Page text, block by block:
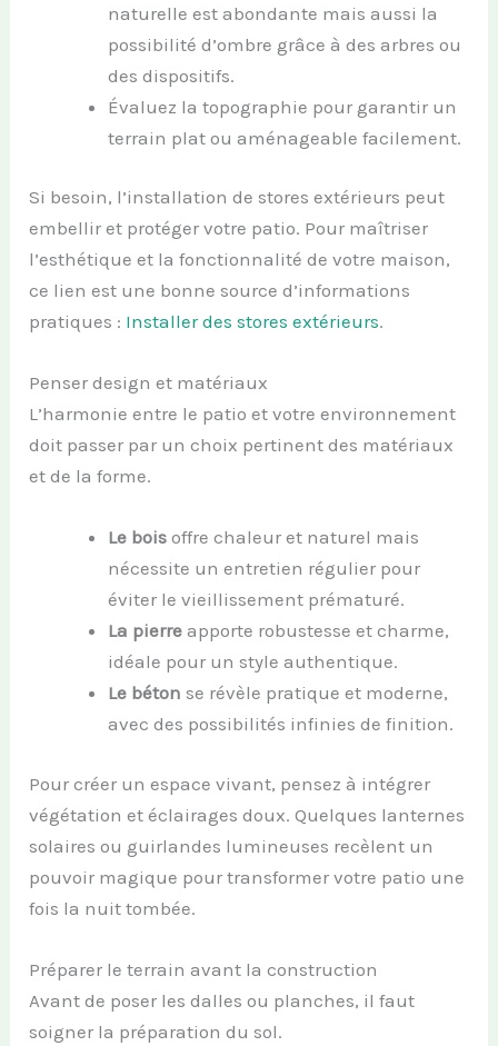
naturelle est abondante mais aussi la
possibilité d’ombre grâce à des arbres ou
des dispositifs.
Évaluez la topographie pour garantir un
terrain plat ou aménageable facilement.
Si besoin, l’installation de stores extérieurs peut
embellir et protéger votre patio. Pour maîtriser
l’esthétique et la fonctionnalité de votre maison,
ce lien est une bonne source d’informations
pratiques : Installer des stores extérieurs.
Penser design et matériaux
L’harmonie entre le patio et votre environnement
doit passer par un choix pertinent des matériaux
et de la forme.
Le bois offre chaleur et naturel mais
nécessite un entretien régulier pour
éviter le vieillissement prématuré.
La pierre apporte robustesse et charme,
idéale pour un style authentique.
Le béton se révèle pratique et moderne,
avec des possibilités infinies de finition.
Pour créer un espace vivant, pensez à intégrer
végétation et éclairages doux. Quelques lanternes
solaires ou guirlandes lumineuses recèlent un
pouvoir magique pour transformer votre patio une
fois la nuit tombée.
Préparer le terrain avant la construction
Avant de poser les dalles ou planches, il faut
soigner la préparation du sol.